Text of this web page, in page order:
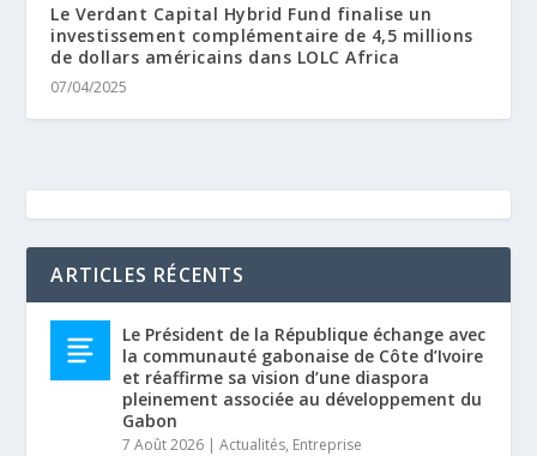
Le Verdant Capital Hybrid Fund finalise un
investissement complémentaire de 4,5 millions
de dollars américains dans LOLC Africa
07/04/2025
ARTICLES RÉCENTS
Le Président de la République échange avec
la communauté gabonaise de Côte d’Ivoire
et réaffirme sa vision d’une diaspora
pleinement associée au développement du
Gabon
7 Août 2026 |Actualités, Entreprise